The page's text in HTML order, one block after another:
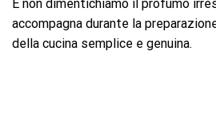
E non dimentichiamo il profumo
accompagna durante la
della cucina semplice e genuina.